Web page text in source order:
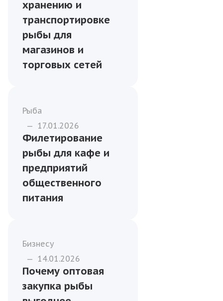
— 20.01.2026
Как кафе и
ресторанам
избежать потерь
при хранении рыбы
Рыба
— 17.01.2026
Решения по
хранению и
транспортировке
рыбы для
магазинов и
Рыба
— 17.01.2026
Филетирование